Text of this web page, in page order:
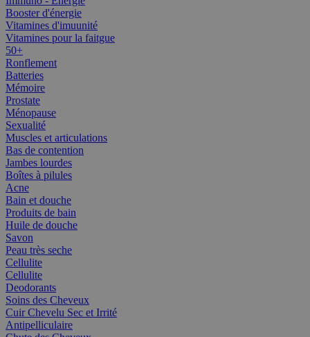
Booster d'énergie
Vitamines d'imuunité
Vitamines pour la faitgue
50+
Ronflement
Batteries
Mémoire
Prostate
Ménopause
Sexualité
Muscles et articulations
Bas de contention
Jambes lourdes
Boîtes à pilules
Acne
Bain et douche
Produits de bain
Huile de douche
Savon
Peau très seche
Cellulite
Cellulite
Deodorants
Soins des Cheveux
Cuir Chevelu Sec et Irrité
Antipelliculaire